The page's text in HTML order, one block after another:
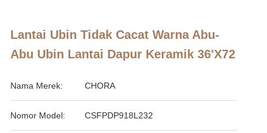
Lantai Ubin Tidak Cacat Warna Abu-
Abu Ubin Lantai Dapur Keramik 36'X72
Nama Merek: CHORA
Nomor Model: CSFPDP918L232